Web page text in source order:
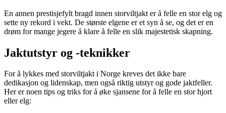
En annen prestisjefylt bragd innen storviltjakt er å felle en stor elg og
sette ny rekord i vekt. De største elgene er et syn å se, og det er en
drøm for mange jegere å klare å felle en slik majestetisk skapning.
Jaktutstyr og -teknikker
For å lykkes med storviltjakt i Norge kreves det ikke bare
dedikasjon og lidenskap, men også riktig utstyr og gode jaktfeller.
Her er noen tips og triks for å øke sjansene for å felle en stor hjort
eller elg: